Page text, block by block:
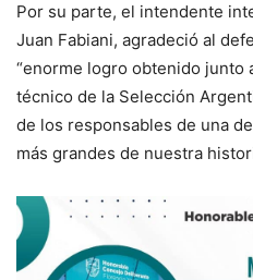
Por su parte, el intendente
Juan Fabiani, agradeció al
“enorme logro obtenido junto
técnico de la Selección
de los responsables de una
más grandes de nuestra